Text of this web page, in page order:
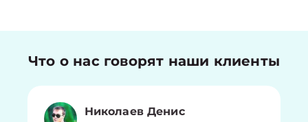
Что о нас говорят наши клиенты
Николаев Денис